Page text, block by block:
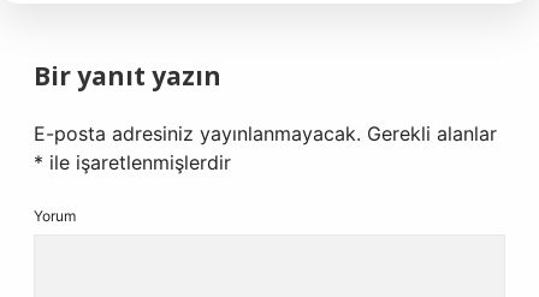
Bir yanıt yazın
E-posta adresiniz yayınlanmayacak. Gerekli alanlar
* ile işaretlenmişlerdir
Yorum